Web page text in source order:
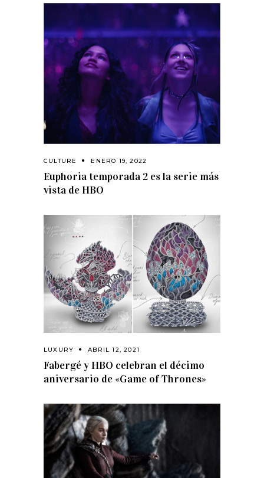
CULTURE ENERO 19, 2022
Euphoria temporada 2 es la serie más
vista de HBO
LUXURY ABRIL 12, 2021
Fabergé y HBO celebran el décimo
aniversario de «Game of Thrones»